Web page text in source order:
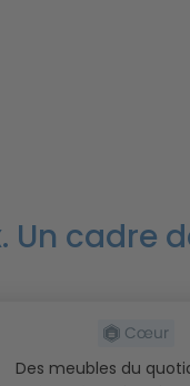
Un cadre
Des meubles du